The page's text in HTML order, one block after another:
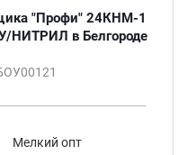
"Профи" 24КНМ-1
НИТРИЛ в Белгороде
Мелкий опт